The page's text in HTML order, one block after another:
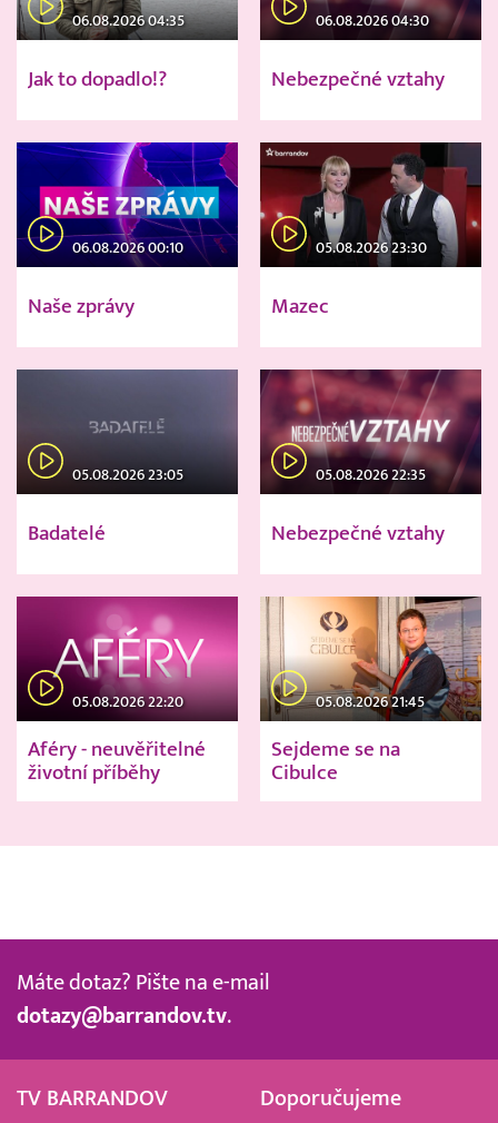
06.08.2026 04:35
Jak to dopadlo!?
06.08.2026 04:30
Nebezpečné vztahy
06.08.2026 00:10
Naše zprávy
05.08.2026 23:30
Mazec
05.08.2026 23:05
Badatelé
05.08.2026 22:35
Nebezpečné vztahy
05.08.2026 22:20
Aféry - neuvěřitelné
životní příběhy
05.08.2026 21:45
Sejdeme se na
Cibulce
Máte dotaz? Pište na e-mail
dotazy@barrandov.tv.
TV BARRANDOV Doporučujeme